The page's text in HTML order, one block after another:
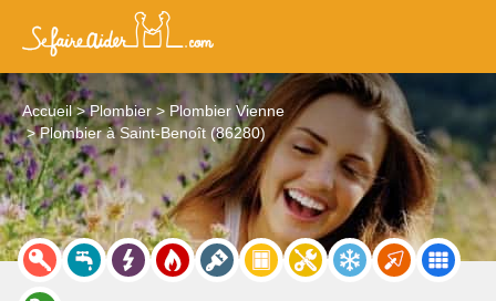
Accueil Plombier
Plombier Vienne
Plombier à Saint-Benoît (86280)